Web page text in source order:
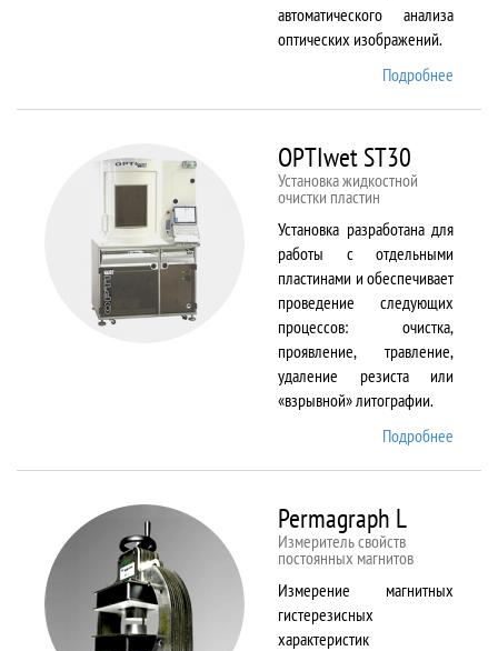
автоматического анализа
оптических изображений.
Подробнее
OPTIwet ST30
Установка жидкостной
очистки пластин
Установка разработана для
работы с отдельными
пластинами и обеспечивает
проведение следующих
процессов: очистка,
проявление, травление,
удаление резиста или
«взрывной» литографии.
Подробнее
Permagraph L
Измеритель свойств
постоянных магнитов
Измерение магнитных
гистерезисных
характеристик